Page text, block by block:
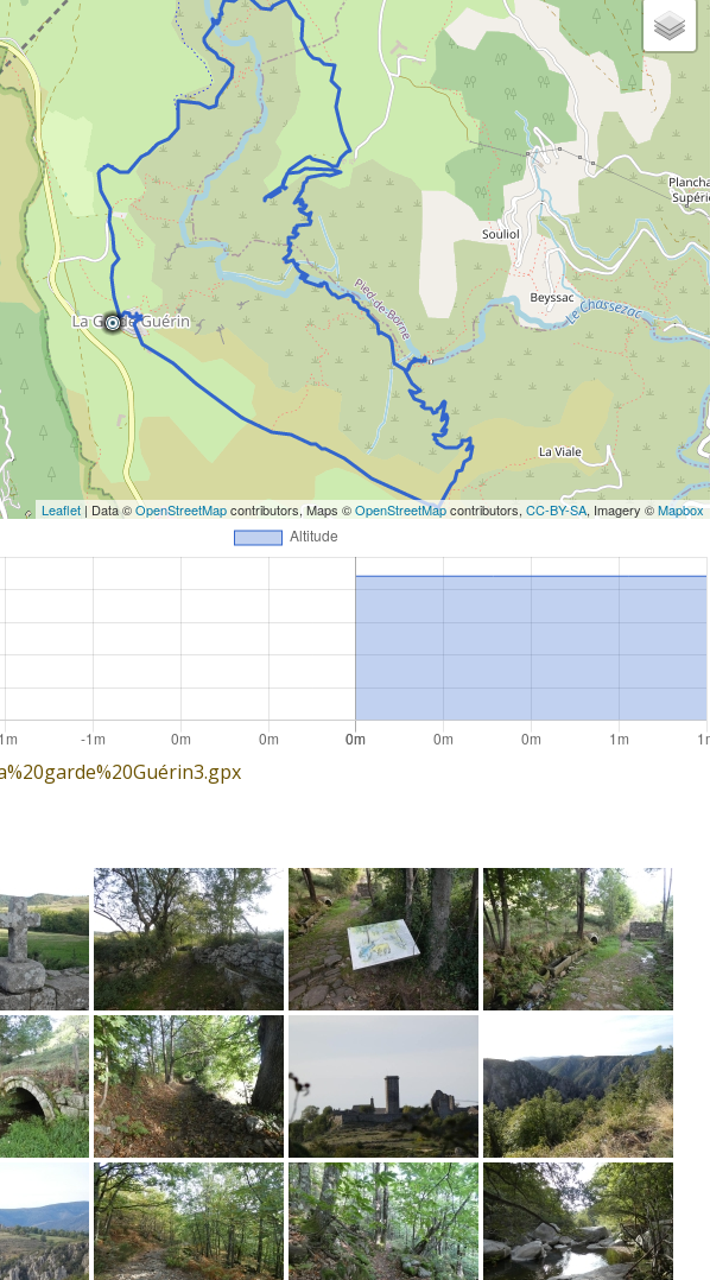
Leaflet | Data ©OpenStreetMapcontributors, Maps ©OpenStreetMapcontributors,CC-BY-SA, Imagery ©Mapbox
RANDONNÉES
Luzet
RANDONNÉES
Bollène, ses lacs et ses carrières, ses
anciennes usines